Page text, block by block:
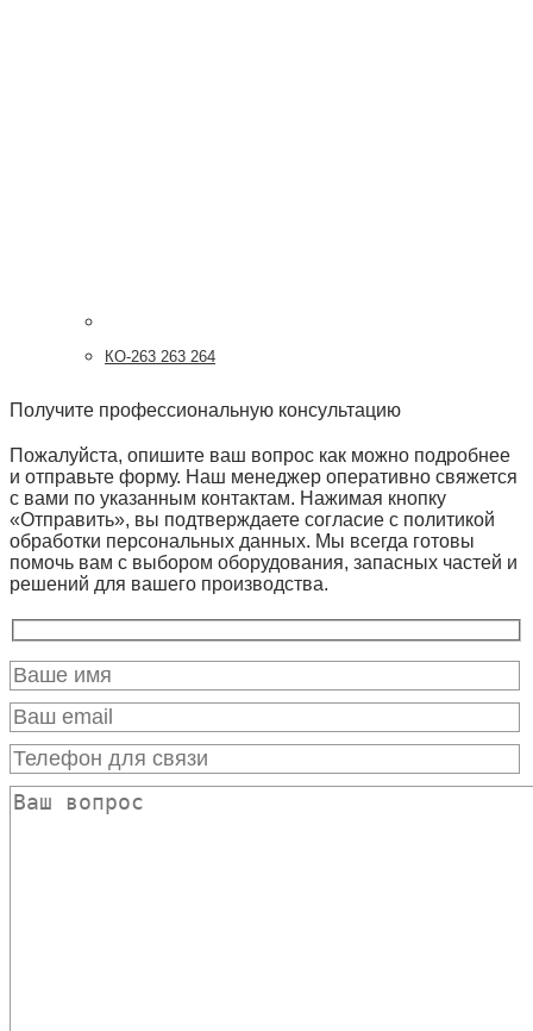
КО-263 263 264
Получите профессиональную консультацию
Пожалуйста, опишите ваш вопрос как можно подробнее
и отправьте форму. Наш менеджер оперативно свяжется
с вами по указанным контактам. Нажимая кнопку
«Отправить», вы подтверждаете согласие с политикой
обработки персональных данных. Мы всегда готовы
помочь вам с выбором оборудования, запасных частей и
решений для вашего производства.